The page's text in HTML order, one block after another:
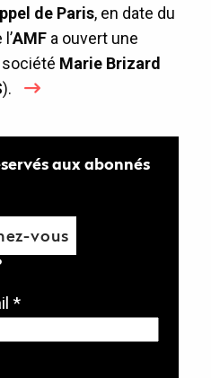
de Paris, en date du
AMFa ouvert une
Marie Brizard
).
aux abonnés
vous
*O